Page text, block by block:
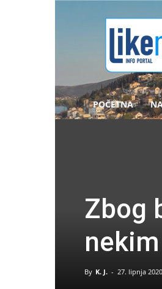
POČETNA
Zbog
By K. J. - 27. lipnja